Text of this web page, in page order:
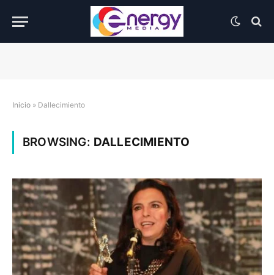
Inicio » Dallecimiento
BROWSING: DALLECIMIENTO